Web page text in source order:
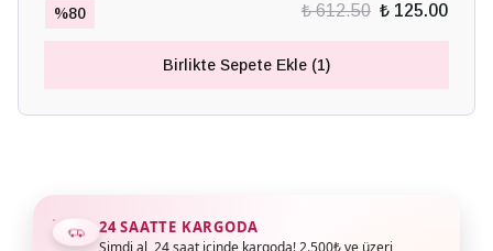
%80 ₺ 612.50 ₺ 125.00
Birlikte Sepete Ekle (1)
24 SAATTE KARGODA
Şimdi al, 24 saat içinde kargoda! 2.500₺ ve üzeri